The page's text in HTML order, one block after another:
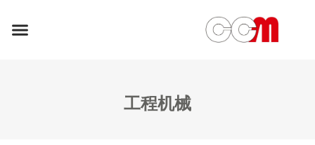
工程机械